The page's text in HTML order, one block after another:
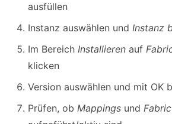
ausfüllen
Instanz auswählen und Instanz
Im Bereich Installieren auf
klicken
Version auswählen und mit OK
Prüfen, ob Mappings und